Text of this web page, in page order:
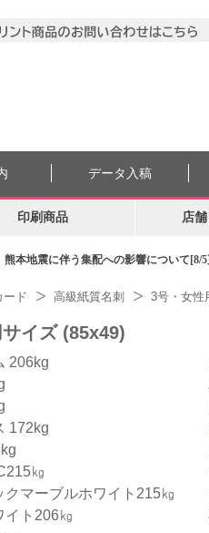
熊本地震に伴う集配への影響について[8/5
データ入稿
印刷商品 店
ード 高級紙質名刺 3号・女性
イズ (85x49)
206kg
172kg
㎏
クマーブルホワイト215㎏
イト206㎏